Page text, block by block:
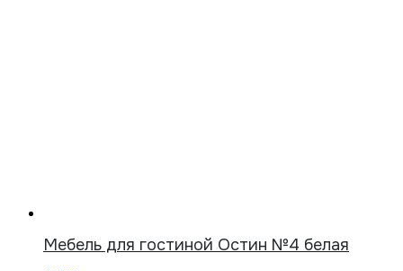
Мебель для гостиной Остин №4 белая